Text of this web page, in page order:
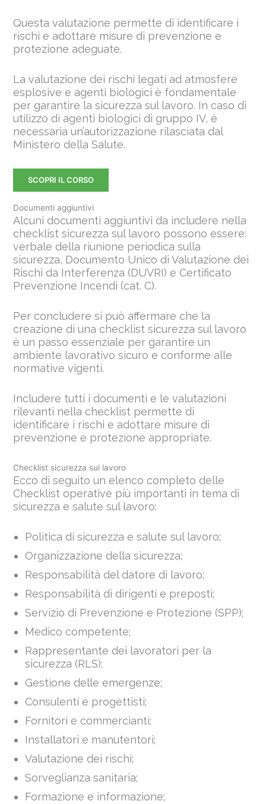
Questa valutazione permette di identificare i
rischi e adottare misure di prevenzione e
protezione adeguate.
La valutazione dei rischi legati ad atmosfere
esplosive e agenti biologici è fondamentale
per garantire la sicurezza sul lavoro. In caso di
utilizzo di agenti biologici di gruppo IV, è
necessaria un’autorizzazione rilasciata dal
Ministero della Salute.
SCOPRI IL CORSO
Documenti aggiuntivi
Alcuni documenti aggiuntivi da includere nella
checklist sicurezza sul lavoro possono essere:
verbale della riunione periodica sulla
sicurezza, Documento Unico di Valutazione dei
Rischi da Interferenza (DUVRI) e Certificato
Prevenzione Incendi (cat. C).
Per concludere si può affermare che la
creazione di una checklist sicurezza sul lavoro
è un passo essenziale per garantire un
ambiente lavorativo sicuro e conforme alle
normative vigenti.
Includere tutti i documenti e le valutazioni
rilevanti nella checklist permette di
identificare i rischi e adottare misure di
prevenzione e protezione appropriate.
Checklist sicurezza sul lavoro
Ecco di seguito un elenco completo delle
Checklist operative più importanti in tema di
sicurezza e salute sul lavoro:
Politica di sicurezza e salute sul lavoro;
Organizzazione della sicurezza;
Responsabilità del datore di lavoro;
Responsabilità di dirigenti e preposti;
Servizio di Prevenzione e Protezione (SPP);
Medico competente;
Rappresentante dei lavoratori per la
sicurezza (RLS);
Gestione delle emergenze;
Consulenti e progettisti;
Fornitori e commercianti;
Installatori e manutentori;
Valutazione dei rischi;
Sorveglianza sanitaria;
Formazione e informazione;